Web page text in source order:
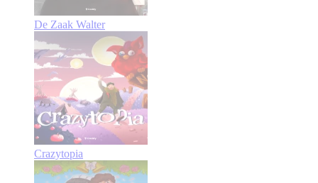
De Zaak Walter
Crazytopia